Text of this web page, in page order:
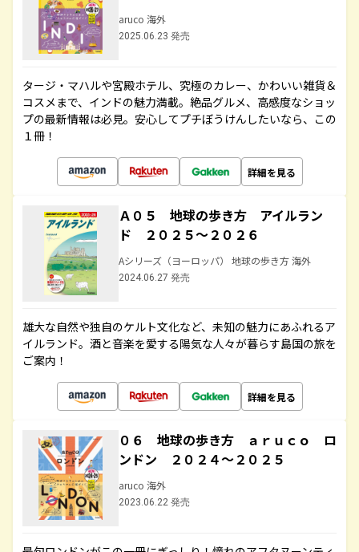
aruco 海外
2025.06.23 発売
タージ・マハルや宮殿ホテル、究極のカレー、かわいい雑貨＆
コスメまで、インドの魅力満載。絶品グルメ、高感度なショッ
プの最新情報は必見。安心してプチぼうけんしたいなら、この
１冊！
詳細を見る
Ａ０５ 地球の歩き方 アイルラン
ド ２０２５～２０２６
Aシリーズ（ヨーロッパ） 地球の歩き方 海外
2024.06.27 発売
雄大な自然や独自のケルト文化など、未知の魅力にあふれるア
イルランド。酒と音楽を愛する陽気な人々が暮らす島国の旅を
ご案内！
詳細を見る
０６ 地球の歩き方 ａｒｕｃｏ ロ
ンドン ２０２４～２０２５
aruco 海外
2023.06.22 発売